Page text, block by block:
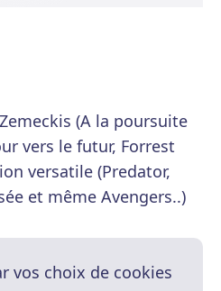
(A la poursuite
vers le futur, Forrest
versatile (Predator,
et même Avengers..)
vos choix de cookies